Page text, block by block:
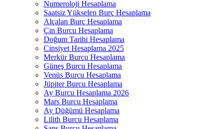
Numeroloji Hesaplama​
Saatsiz Yükselen Burç Hesaplama
Alçalan Burç Hesaplama
Çin Burcu Hesaplama
Doğum Tarihi Hesaplama
Cinsiyet Hesaplama 2025
Merkür Burcu Hesaplama
Güneş Burcu Hesaplama
Venüs Burcu Hesaplama
Jüpiter Burcu Hesaplama
Ay Burcu Hesaplama 2026
Mars Burcu Hesaplama
Ay Düğümü Hesaplama
Lilith Burcu Hesaplama